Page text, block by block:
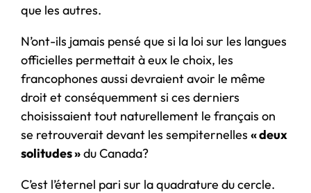
que les autres.
N’ont-ils jamais pensé que si la loi sur les langues
officielles permettait à eux le choix, les
francophones aussi devraient avoir le même
droit et conséquemment si ces derniers
choisissaient tout naturellement le français on
se retrouverait devant les sempiternelles « deux
solitudes »du Canada?
C’est l’éternel pari sur la quadrature du cercle.